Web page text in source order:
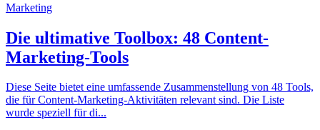
Marketing
Die ultimative Toolbox: 48 Content-
Marketing-Tools
Diese Seite bietet eine umfassende Zusammenstellung von 48 Tools,
die für Content-Marketing-Aktivitäten relevant sind. Die Liste
wurde speziell für di...